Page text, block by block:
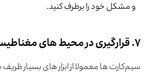
و مشکل خود را برطرف کنید.
۷. قرارگیری در محیط های مغناطیسی
سیم‌کارت ها معمولا از ابزار های بسیار